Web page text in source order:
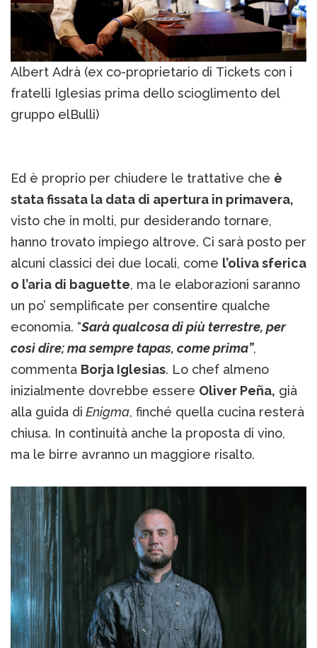
Albert Adrà (ex co-proprietario di Tickets con i
fratelli Iglesias prima dello scioglimento del
gruppo elBulli)
Ed è proprio per chiudere le trattative che è
stata fissata la data di apertura in primavera,
visto che in molti, pur desiderando tornare,
hanno trovato impiego altrove. Ci sarà posto per
alcuni classici dei due locali, come l’oliva sferica
o l’aria di baguette, ma le elaborazioni saranno
un po’ semplificate per consentire qualche
economia. “Sarà qualcosa di più terrestre, per
così dire; ma sempre tapas, come prima”,
commenta Borja Iglesias. Lo chef almeno
inizialmente dovrebbe essere Oliver Peña, già
alla guida di Enigma, finché quella cucina resterà
chiusa. In continuità anche la proposta di vino,
ma le birre avranno un maggiore risalto.